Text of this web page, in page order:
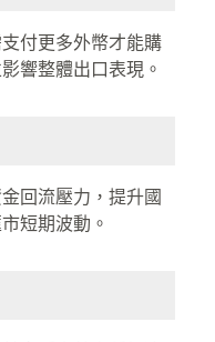
付更多外幣才能購
響整體出口表現。
回流壓力，提升國
短期波動。